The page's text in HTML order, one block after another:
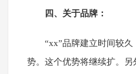
四、关于品牌：
“xx”品牌建立时间较
势。这个优势将继续扩。